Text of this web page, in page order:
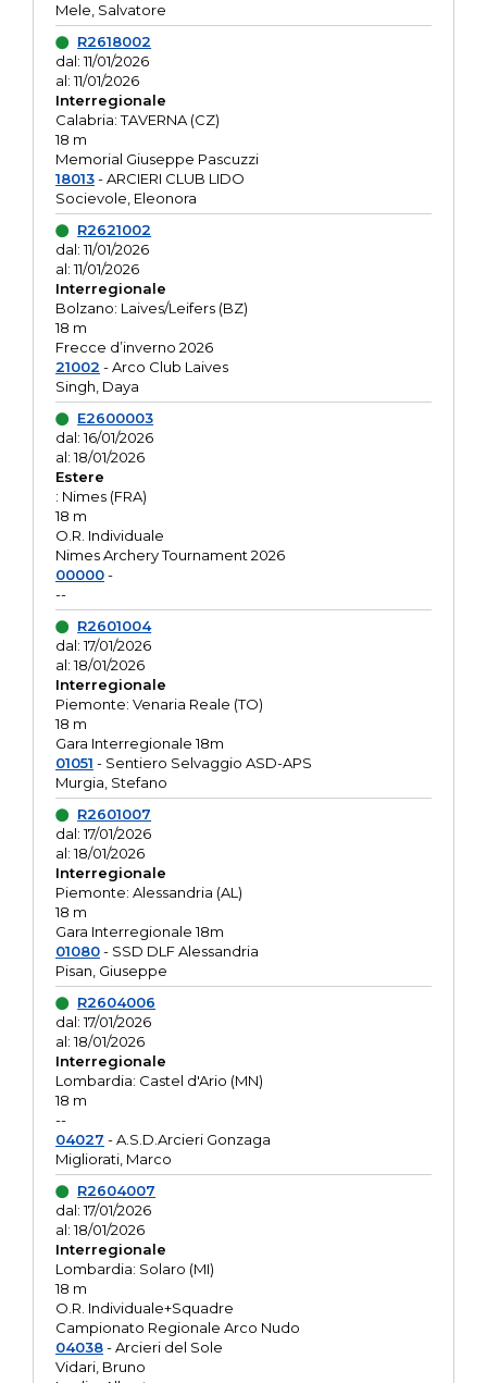
Mele, Salvatore
R2618002
dal: 11/01/2026
al: 11/01/2026
Interregionale
Calabria: TAVERNA (CZ)
18 m
Memorial Giuseppe Pascuzzi
18013- ARCIERI CLUB LIDO
Socievole, Eleonora
R2621002
dal: 11/01/2026
al: 11/01/2026
Interregionale
Bolzano: Laives/Leifers (BZ)
18 m
Frecce d’inverno 2026
21002 - Arco Club Laives
Singh, Daya
E2600003
dal: 16/01/2026
al: 18/01/2026
Estere
: Nimes (FRA)
18 m
O.R. Individuale
Nimes Archery Tournament 2026
00000-
--
R2601004
dal: 17/01/2026
al: 18/01/2026
Interregionale
Piemonte: Venaria Reale (TO)
18 m
Gara Interregionale 18m
01051 - Sentiero Selvaggio ASD-APS
Murgia, Stefano
R2601007
dal: 17/01/2026
al: 18/01/2026
Interregionale
Piemonte: Alessandria (AL)
18 m
Gara Interregionale 18m
01080- SSD DLF Alessandria
Pisan, Giuseppe
R2604006
dal: 17/01/2026
al: 18/01/2026
Interregionale
Lombardia: Castel d'Ario (MN)
18 m
--
04027 - A.S.D.Arcieri Gonzaga
Migliorati, Marco
R2604007
dal: 17/01/2026
al: 18/01/2026
Interregionale
Lombardia: Solaro (MI)
18 m
O.R. Individuale+Squadre
Campionato Regionale Arco Nudo
04038- Arcieri del Sole
Vidari, Bruno